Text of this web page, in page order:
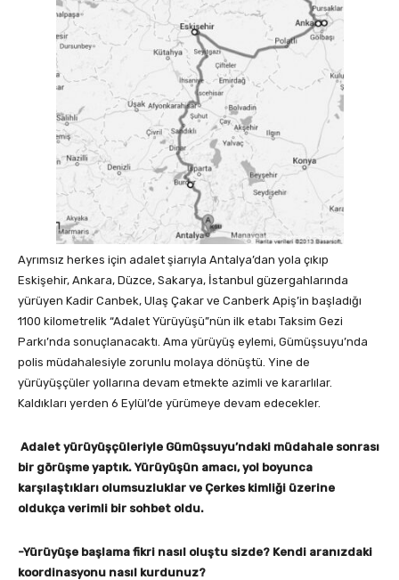
Ayrımsız herkes için adalet şiarıyla Antalya’dan yola çıkıp
Eskişehir, Ankara, Düzce, Sakarya, İstanbul güzergahlarında
yürüyen Kadir Canbek, Ulaş Çakar ve Canberk Apiş’in başladığı
1100 kilometrelik “Adalet Yürüyüşü”nün ilk etabı Taksim Gezi
Parkı’nda sonuçlanacaktı. Ama yürüyüş eylemi, Gümüşsuyu’nda
polis müdahalesiyle zorunlu molaya dönüştü. Yine de
yürüyüşçüler yollarına devam etmekte azimli ve kararlılar.
Kaldıkları yerden 6 Eylül’de yürümeye devam edecekler.
Adalet yürüyüşçüleriyle Gümüşsuyu’ndaki müdahale sonrası
bir görüşme yaptık. Yürüyüşün amacı, yol boyunca
karşılaştıkları olumsuzluklar ve Çerkes kimliği üzerine
oldukça verimli bir sohbet oldu.
-Yürüyüşe başlama fikri nasıl oluştu sizde? Kendi aranızdaki
koordinasyonu nasıl kurdunuz?